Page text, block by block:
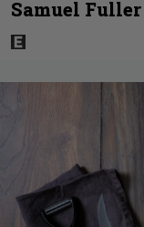
Samuel Fuller